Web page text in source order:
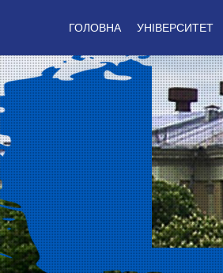
ГОЛОВНА УНІВЕРСИТЕТ